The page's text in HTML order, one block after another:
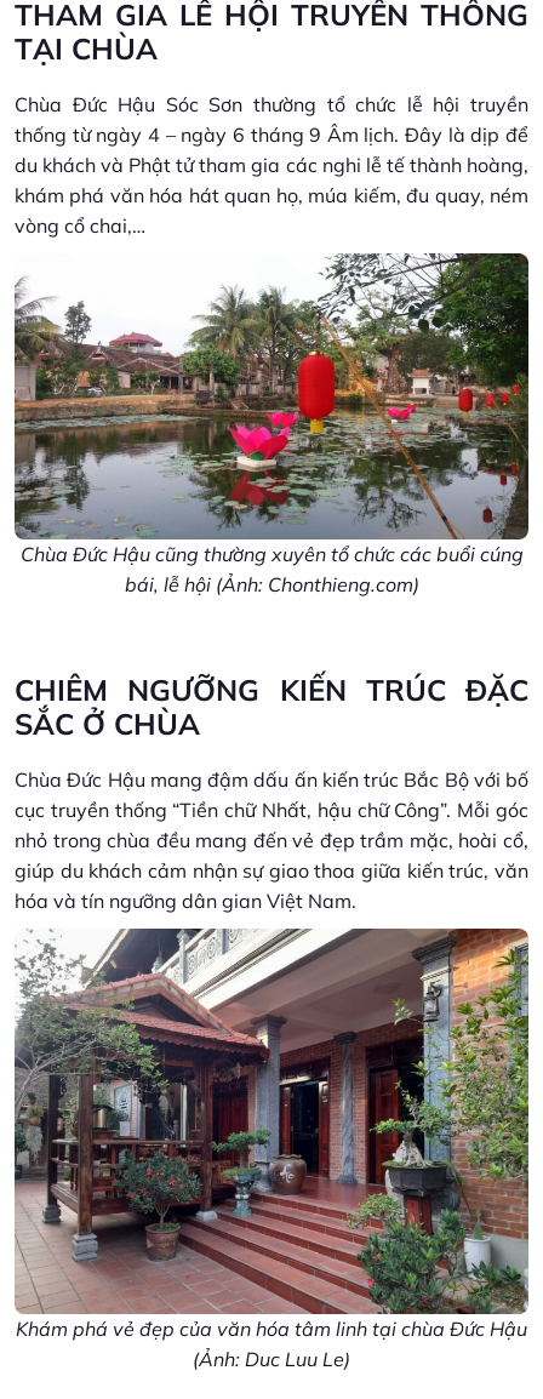
THAM GIA LỄ HỘI TRUYỀN THỐNG
TẠI CHÙA
Chùa Đức Hậu Sóc Sơn thường tổ chức lễ hội truyền
thống từ ngày 4 – ngày 6 tháng 9 Âm lịch. Đây là dịp để
du khách và Phật tử tham gia các nghi lễ tế thành hoàng,
khám phá văn hóa hát quan họ, múa kiếm, đu quay, ném
vòng cổ chai,…
Chùa Đức Hậu cũng thường xuyên tổ chức các buổi cúng
bái, lễ hội (Ảnh: Chonthieng.com)
CHIÊM NGƯỠNG KIẾN TRÚC ĐẶC
SẮC Ở CHÙA
Chùa Đức Hậu mang đậm dấu ấn kiến trúc Bắc Bộ với bố
cục truyền thống “Tiền chữ Nhất, hậu chữ Công”. Mỗi góc
nhỏ trong chùa đều mang đến vẻ đẹp trầm mặc, hoài cổ,
giúp du khách cảm nhận sự giao thoa giữa kiến trúc, văn
hóa và tín ngưỡng dân gian Việt Nam.
Khám phá vẻ đẹp của văn hóa tâm linh tại chùa Đức Hậu
(Ảnh: Duc Luu Le)